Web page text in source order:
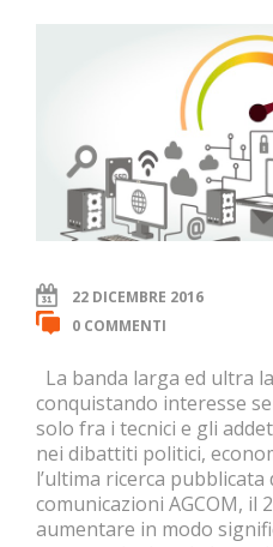
22 DICEMBRE 2016
0 COMMENTI
La banda larga ed ultra
conquistando interesse
solo fra i tecnici e gli
nei dibattiti politici,
l’ultima ricerca pubblicata
comunicazioni AGCOM, il
aumentare in modo